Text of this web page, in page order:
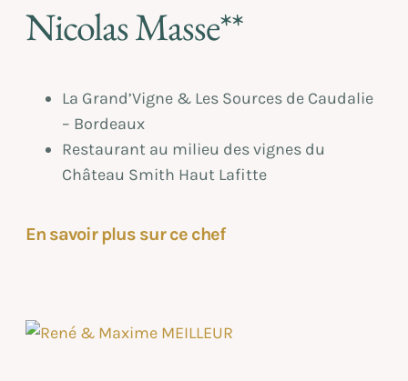
Nicolas Masse**
La Grand’Vigne & Les Sources de Caudalie
– Bordeaux
Restaurant au milieu des vignes du
Château Smith Haut Lafitte
En savoir plus sur ce chef